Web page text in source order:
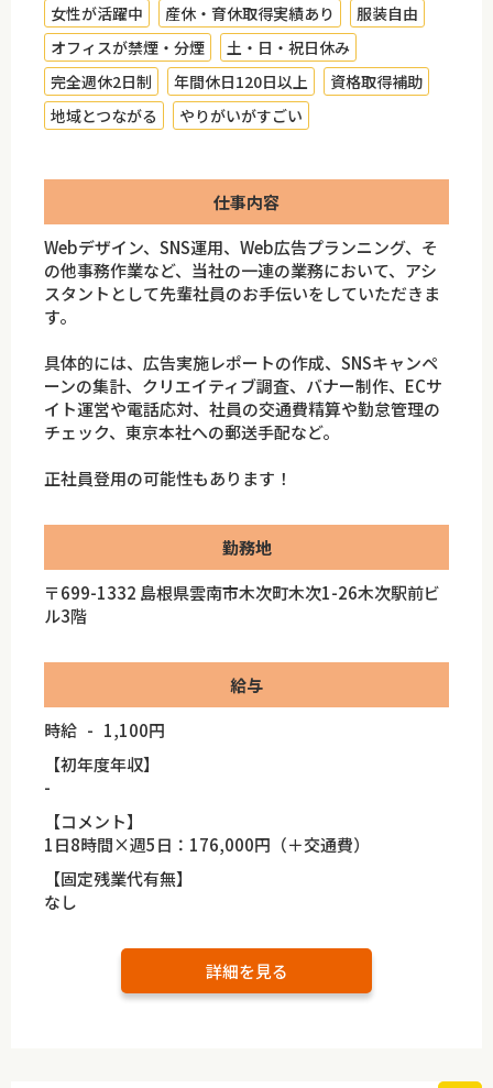
女性が活躍中 産休・育休取得実績あり
服装自由
オフィスが禁煙・分煙
土・日・祝日休み
完全週休2日制
年間休日120日以上
資格取得補助
地域とつながる
やりがいがすごい
仕事内容
Webデザイン、SNS運用、Web広告プランニング、そ
の他事務作業など、当社の一連の業務において、アシ
スタントとして先輩社員のお手伝いをしていただきま
す。
具体的には、広告実施レポートの作成、SNSキャンペ
ーンの集計、クリエイティブ調査、バナー制作、ECサ
イト運営や電話応対、社員の交通費精算や勤怠管理の
チェック、東京本社への郵送手配など。
正社員登用の可能性もあります！
勤務地
〒699-1332 島根県雲南市木次町木次1-26木次駅前ビ
ル3階
給与
時給 - 1,100円
【初年度年収】
-
【コメント】
1日8時間×週5日：176,000円（＋交通費）
【固定残業代有無】
なし
詳細を見る